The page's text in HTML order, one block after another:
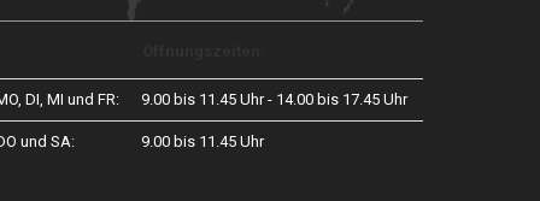
DI, MI und FR: 9.00 bis 11.45 Uhr - 14.00 bis 17.45 Uhr
und SA: 9.00 bis 11.45 Uhr